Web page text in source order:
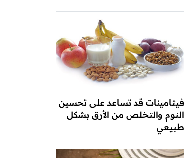
فيتامينات قد تساعد على تحسين
النوم والتخلص من الأرق بشكل
طبيعي